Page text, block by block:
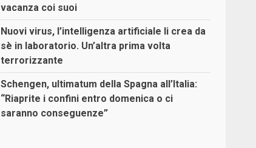
vacanza coi suoi
Nuovi virus, l’intelligenza artificiale li crea da
sè in laboratorio. Un’altra prima volta
terrorizzante
Schengen, ultimatum della Spagna all’Italia:
“Riaprite i confini entro domenica o ci
saranno conseguenze”